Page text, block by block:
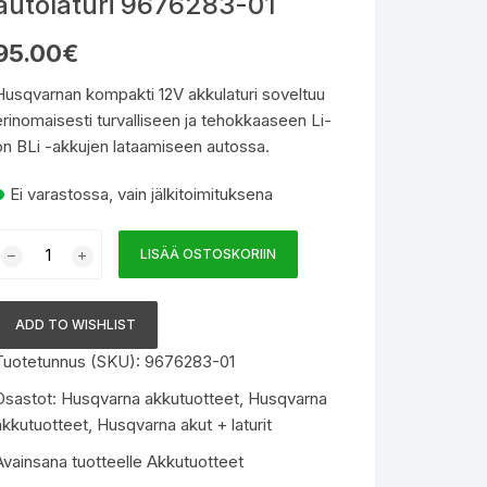
€
kompakti 12V akkulaturi soveltuu
turvalliseen ja tehokkaaseen Li-
BLi -akkujen lataamiseen autossa.
Ei varastossa, vain jälkitoimituksena
LISÄÄ OSTOSKORIIN
ADD TO WISHLIST
(SKU):9676283-01
Husqvarna akkutuotteet, Husqvarna
, Husqvarna akut + laturit
tuotteelleAkkutuotteet